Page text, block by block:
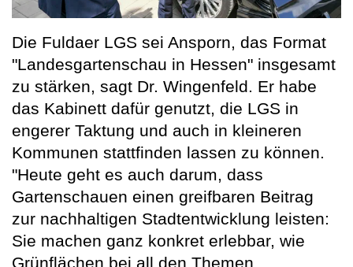
Die Fuldaer LGS sei Ansporn, das Format
"Landesgartenschau in Hessen" insgesamt
zu stärken, sagt Dr. Wingenfeld. Er habe
das Kabinett dafür genutzt, die LGS in
engerer Taktung und auch in kleineren
Kommunen stattfinden lassen zu können.
"Heute geht es auch darum, dass
Gartenschauen einen greifbaren Beitrag
zur nachhaltigen Stadtentwicklung leisten:
Sie machen ganz konkret erlebbar, wie
Grünflächen bei all den Themen